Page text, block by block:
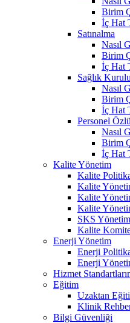
Birim
İç Hat
Satınalma
Nasıl
Birim
İç Hat
Sağlık Kurulu
Nasıl
Birim
İç Hat
Personel
Nasıl
Birim
İç Hat
Kalite Yönetim
Kalite
Kalite
Kalite
Kalite
SKS
Kalite
Enerji Yönetim
Enerji
Enerji
Hizmet
Eğitim
Uzaktan
Klinik
Bilgi Güvenliği